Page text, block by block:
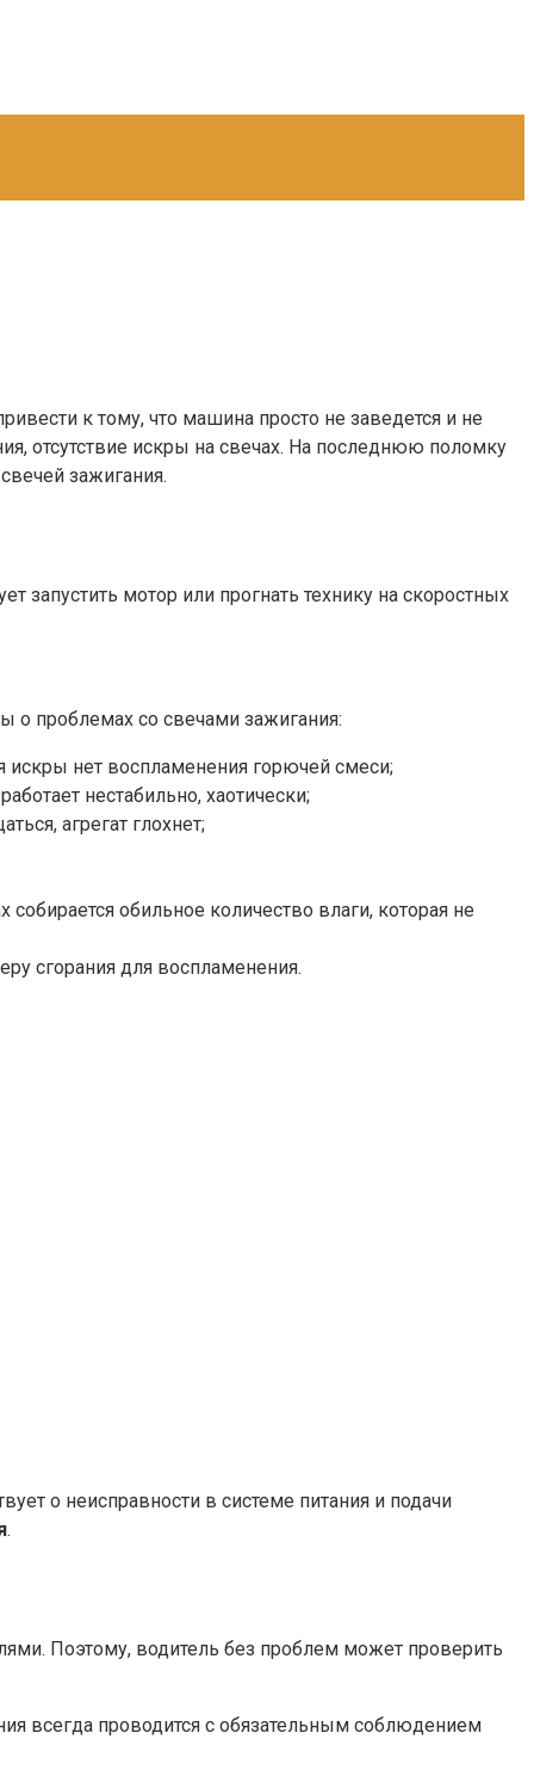
к тому, что машина просто не заведется и не
отсутствие искры на свечах. На последнюю поломку
зажигания.
запустить мотор или прогнать технику на скоростных
о проблемах со свечами зажигания:
искры нет воспламенения горючей смеси;
нестабильно, хаотически;
агрегат глохнет;
обильное количество влаги, которая не
сгорания для воспламенения.
о неисправности в системе питания и подачи
.
Поэтому, водитель без проблем может проверить
всегда проводится с обязательным соблюдением